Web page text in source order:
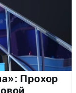
Прохор